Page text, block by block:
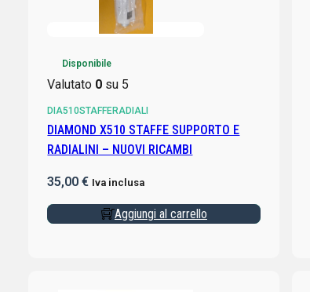
Disponibile
Valutato 0 su 5
DIA510STAFFERADIALI
DIAMOND X510 STAFFE SUPPORTO E
RADIALINI – NUOVI RICAMBI
35,00€ Iva inclusa
Aggiungi al carrello